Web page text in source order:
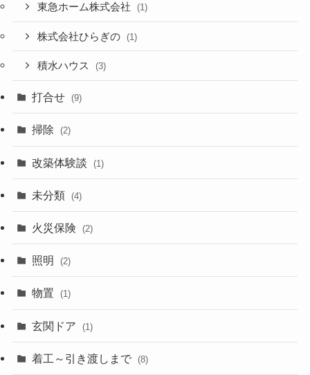
東急ホーム株式会社 (1)
株式会社ひらぎの (1)
積水ハウス (3)
打合せ (9)
掃除 (2)
改築体験談 (1)
未分類 (4)
火災保険 (2)
照明 (2)
物置 (1)
玄関ドア (1)
着工～引き渡しまで (8)